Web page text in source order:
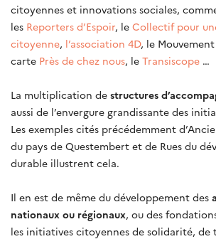
citoyennes et innovations sociales,
les Reporters d’Espoir, le Collectif pour
citoyenne, l’association 4D, le
carte Près de chez nous, le Transiscope …
La multiplication de structures
aussi de l’envergure grandissante des
Les exemples cités précédemment
du pays de Questembert et de Rues du
durable illustrent cela.
Il en est de même du développement des
nationaux ou régionaux, ou des
les initiatives citoyennes de solidarité, de